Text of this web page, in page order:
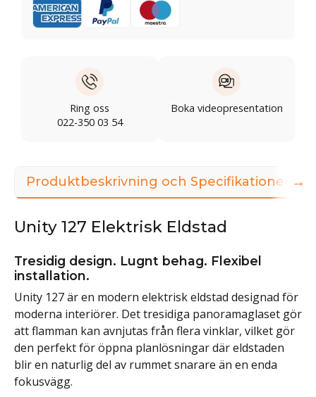
Ring oss
022-350 03 54
Boka videopresentation
Produktbeskrivning och Specifikationer
Unity 127 Elektrisk Eldstad
Tresidig design. Lugnt behag. Flexibel
installation.
Unity 127 är en modern elektrisk eldstad designad för
moderna interiörer. Det tresidiga panoramaglaset gör
att flamman kan avnjutas från flera vinklar, vilket gör
den perfekt för öppna planlösningar där eldstaden
blir en naturlig del av rummet snarare än en enda
fokusvägg.
→